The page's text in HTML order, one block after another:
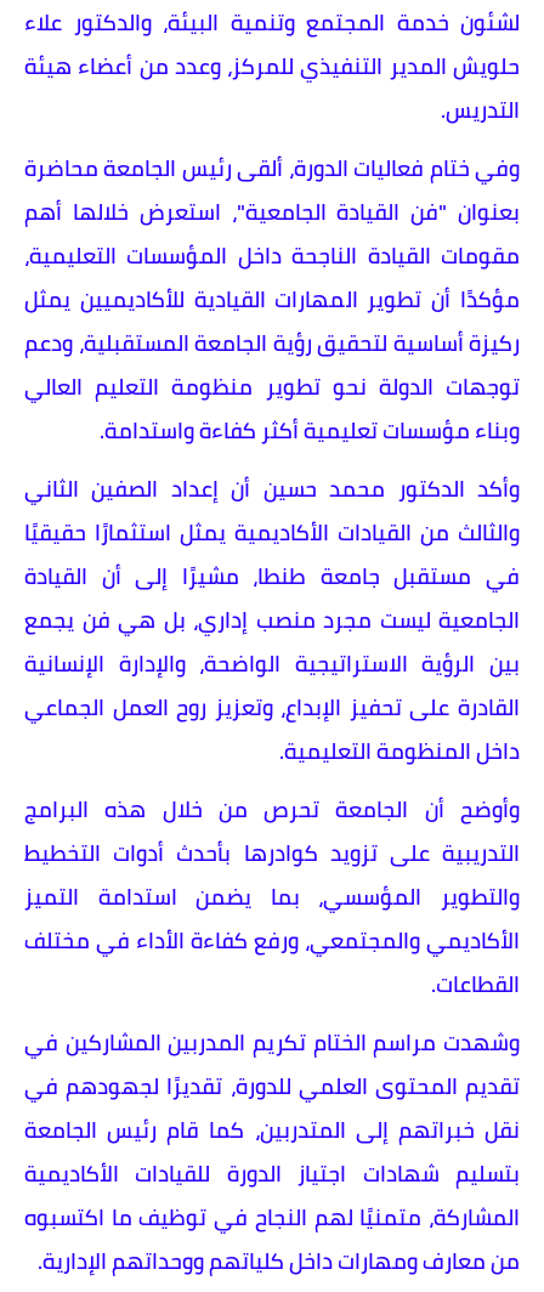
لشئون خدمة المجتمع وتنمية البيئة، والدكتور علاء
حلويش المدير التنفيذي للمركز، وعدد من أعضاء هيئة
التدريس.
وفي ختام فعاليات الدورة، ألقى رئيس الجامعة محاضرة
بعنوان "فن القيادة الجامعية"، استعرض خلالها أهم
مقومات القيادة الناجحة داخل المؤسسات التعليمية،
مؤكدًا أن تطوير المهارات القيادية للأكاديميين يمثل
ركيزة أساسية لتحقيق رؤية الجامعة المستقبلية، ودعم
توجهات الدولة نحو تطوير منظومة التعليم العالي
وبناء مؤسسات تعليمية أكثر كفاءة واستدامة.
وأكد الدكتور محمد حسين أن إعداد الصفين الثاني
والثالث من القيادات الأكاديمية يمثل استثمارًا حقيقيًا
في مستقبل جامعة طنطا، مشيرًا إلى أن القيادة
الجامعية ليست مجرد منصب إداري، بل هي فن يجمع
بين الرؤية الاستراتيجية الواضحة، والإدارة الإنسانية
القادرة على تحفيز الإبداع، وتعزيز روح العمل الجماعي
داخل المنظومة التعليمية.
وأوضح أن الجامعة تحرص من خلال هذه البرامج
التدريبية على تزويد كوادرها بأحدث أدوات التخطيط
والتطوير المؤسسي، بما يضمن استدامة التميز
الأكاديمي والمجتمعي، ورفع كفاءة الأداء في مختلف
القطاعات.
وشهدت مراسم الختام تكريم المدربين المشاركين في
تقديم المحتوى العلمي للدورة، تقديرًا لجهودهم في
نقل خبراتهم إلى المتدربين، كما قام رئيس الجامعة
بتسليم شهادات اجتياز الدورة للقيادات الأكاديمية
المشاركة، متمنيًا لهم النجاح في توظيف ما اكتسبوه
من معارف ومهارات داخل كلياتهم ووحداتهم الإدارية.